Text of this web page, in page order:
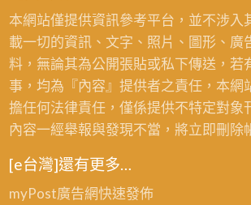
本網站僅提供資訊參考平台，並不涉入
載一切的資訊、文字、照片、圖形、廣
料，無論其為公開張貼或私下傳送，若
事，均為『內容』提供者之責任，本網
擔任何法律責任，僅係提供不特定對象
內容一經舉報與發現不當，將立即刪除
[e台灣]還有更多…
myPost廣告網快速發佈